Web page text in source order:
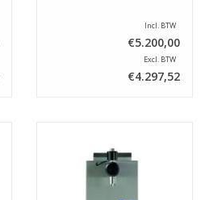
Incl. BTW
€5.200,00
Excl. BTW
€4.297,52